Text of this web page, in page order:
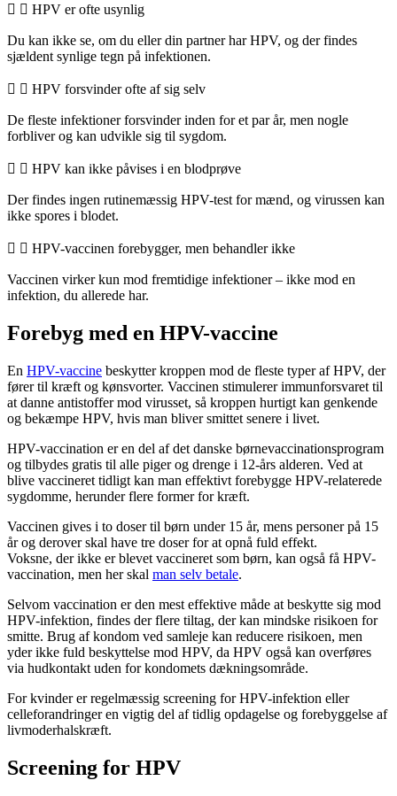
HPV er ofte usynlig
Du kan ikke se, om du eller din partner har HPV, og der findes
sjældent synlige tegn på infektionen.
HPV forsvinder ofte af sig selv
De fleste infektioner forsvinder inden for et par år, men nogle
forbliver og kan udvikle sig til sygdom.
HPV kan ikke påvises i en blodprøve
Der findes ingen rutinemæssig HPV-test for mænd, og virussen kan
ikke spores i blodet.
HPV-vaccinen forebygger, men behandler ikke
Vaccinen virker kun mod fremtidige infektioner – ikke mod en
infektion, du allerede har.
Forebyg med en HPV-vaccine
En HPV-vaccine beskytter kroppen mod de fleste typer af HPV, der
fører til kræft og kønsvorter. Vaccinen stimulerer immunforsvaret til
at danne antistoffer mod virusset, så kroppen hurtigt kan genkende
og bekæmpe HPV, hvis man bliver smittet senere i livet.
HPV-vaccination er en del af det danske børnevaccinationsprogram
og tilbydes gratis til alle piger og drenge i 12-års alderen. Ved at
blive vaccineret tidligt kan man effektivt forebygge HPV-relaterede
sygdomme, herunder flere former for kræft.
Vaccinen gives i to doser til børn under 15 år, mens personer på 15
år og derover skal have tre doser for at opnå fuld effekt.
Voksne, der ikke er blevet vaccineret som børn, kan også få HPV-
vaccination, men her skal man selv betale.
Selvom vaccination er den mest effektive måde at beskytte sig mod
HPV-infektion, findes der flere tiltag, der kan mindske risikoen for
smitte. Brug af kondom ved samleje kan reducere risikoen, men
yder ikke fuld beskyttelse mod HPV, da HPV også kan overføres
via hudkontakt uden for kondomets dækningsområde.
For kvinder er regelmæssig screening for HPV-infektion eller
celleforandringer en vigtig del af tidlig opdagelse og forebyggelse af
livmoderhalskræft.
Screening for HPV